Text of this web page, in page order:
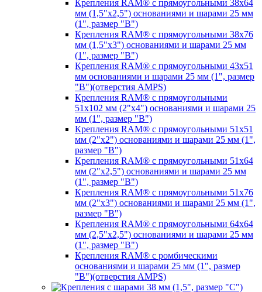
Крепления RAM® с прямоугольными 38х64
мм (1,5"х2,5") основаниями и шарами 25 мм
(1", размер "B")
Крепления RAM® с прямоугольными 38х76
мм (1,5"х3") основаниями и шарами 25 мм
(1", размер "B")
Крепления RAM® с прямоугольными 43x51
мм основаниями и шарами 25 мм (1", размер
"B")(отверстия AMPS)
Крепления RAM® с прямоугольными
51х102 мм (2"х4") основаниями и шарами 25
мм (1", размер "B")
Крепления RAM® с прямоугольными 51х51
мм (2"х2") основаниями и шарами 25 мм (1",
размер "B")
Крепления RAM® с прямоугольными 51х64
мм (2"х2,5") основаниями и шарами 25 мм
(1", размер "B")
Крепления RAM® с прямоугольными 51х76
мм (2"х3") основаниями и шарами 25 мм (1",
размер "B")
Крепления RAM® с прямоугольными 64х64
мм (2,5"х2,5") основаниями и шарами 25 мм
(1", размер "B")
Крепления RAM® с ромбическими
основаниями и шарами 25 мм (1", размер
"B")(отверстия AMPS)